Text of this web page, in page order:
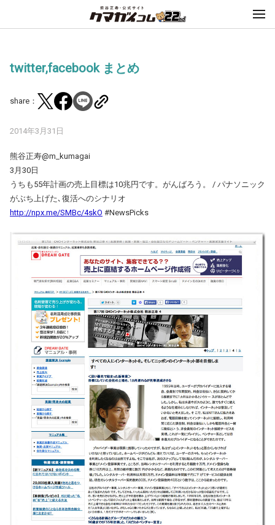
twitter,facebook まとめ
share：
2014年3月31日
熊谷正寿‏@m_kumagai
3月30日
うちも55年計画の売上目標は10兆円です。がんばろう。 / パナソニック
がぶち上げた､復活へのシナリオ
http://npx.me/SMBc/4skO #NewsPicks